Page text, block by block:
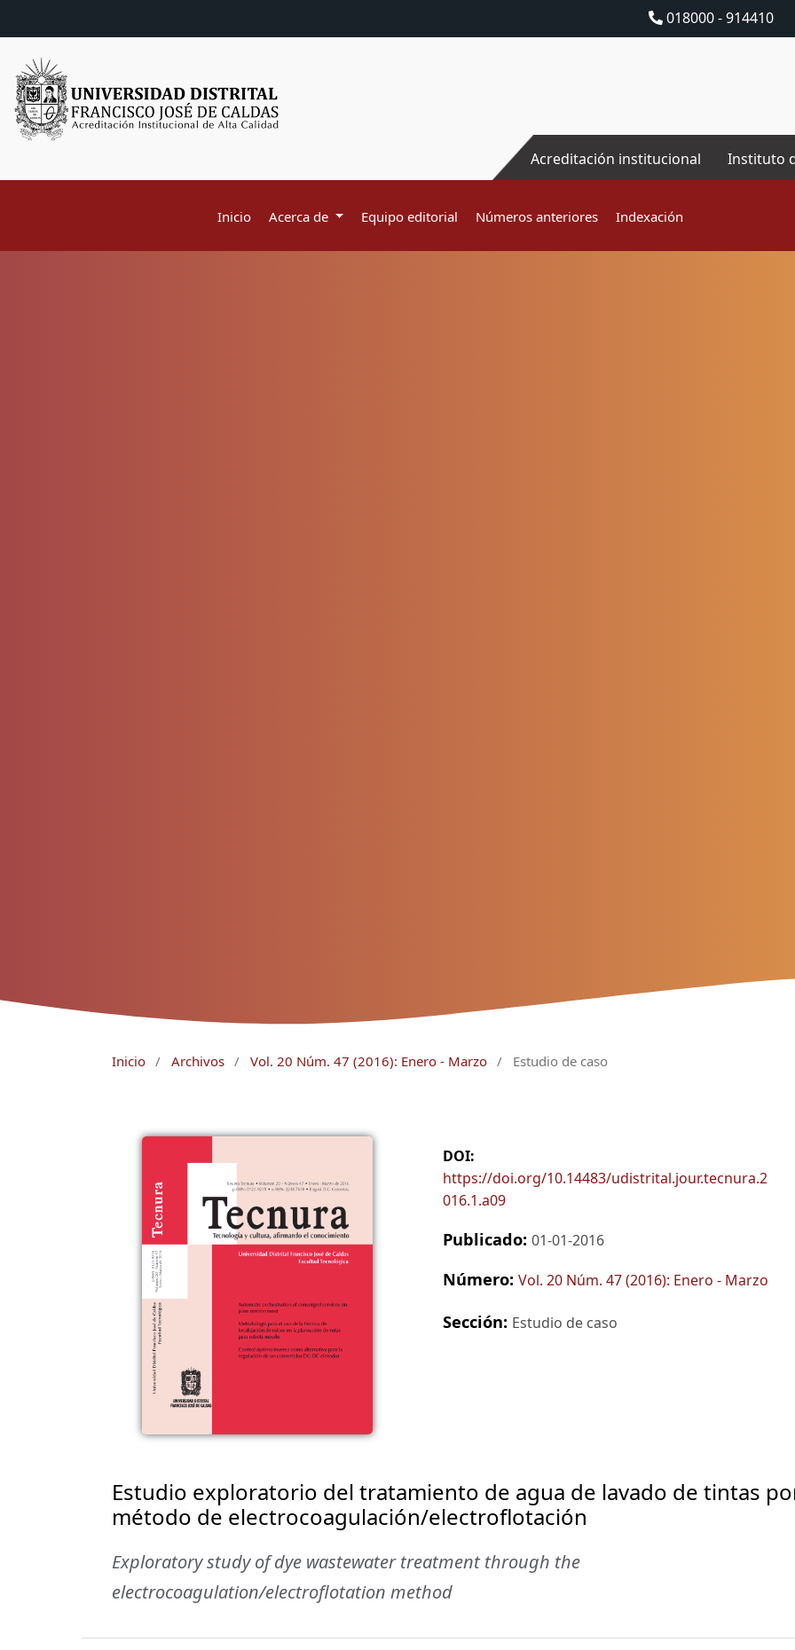
018000 - 914410
Acreditación institucional Instituto
Inicio Acerca de Equipo editorial Números anteriores Indexación
Inicio / Archivos / Vol. 20 Núm. 47 (2016): Enero - Marzo / Estudio de caso
DOI:
https://doi.org/10.14483/udistrital.jour.tecnura.2
016.1.a09
Publicado: 01-01-2016
Número: Vol. 20 Núm. 47 (2016): Enero - Marzo
Sección: Estudio de caso
Estudio exploratorio del tratamiento de agua de lavado de tintas
método de electrocoagulación/electroflotación
Exploratory study of dye wastewater treatment through the
electrocoagulation/electroflotation method